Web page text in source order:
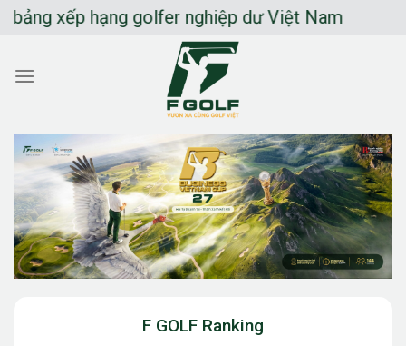
Chuyển
dung
hạng golfer nghiệp dư Việt Nam
F GOLF Ranking